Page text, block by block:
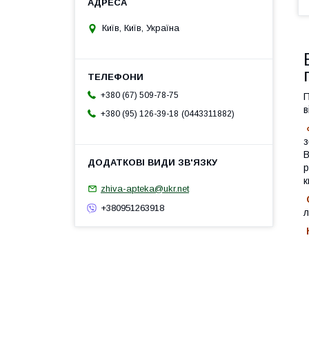
Київ, Київ, Україна
+380 (67) 509-78-75
+380 (95) 126-39-18
0443311882
zhiva-apteka@ukr.net
+380951263918